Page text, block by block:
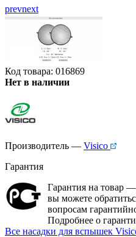
prevnext
Код товара: 016869
Нет в наличии
Производитель — Visico
Гарантия
Гарантия на товар
вы можете
вопросам
Подробнее о
Все насадки для вспышек